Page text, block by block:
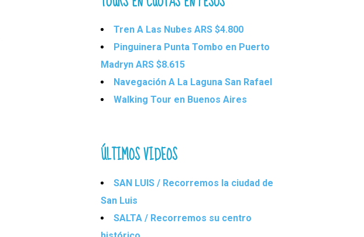
Tren A Las Nubes ARS $4.800
Pinguinera Punta Tombo en Puerto
Madryn ARS $8.615
Navegación A La Laguna San Rafael
Walking Tour en Buenos Aires
ÚLTIMOS VIDEOS
SAN LUIS / Recorremos la ciudad de
San Luis
SALTA / Recorremos su centro